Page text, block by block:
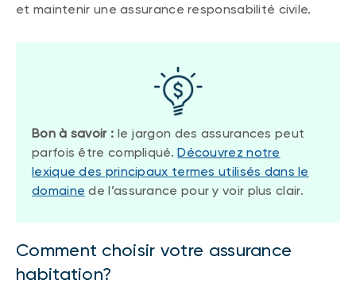
et maintenir une assurance responsabilité civile.
Bon à savoir : le jargon des assurances peut
parfois être compliqué.Découvrez notre
lexique des principaux termes utilisés dans le
domaine de l’assurance pour y voir plus clair.
Comment choisir votre assurance
habitation?